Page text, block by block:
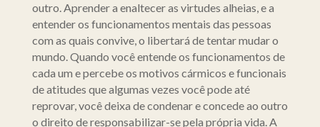
outro. Aprender a enaltecer as virtudes alheias, e a
entender os funcionamentos mentais das pessoas
com as quais convive, o libertará de tentar mudar o
mundo. Quando você entende os funcionamentos de
cada um e percebe os motivos cármicos e funcionais
de atitudes que algumas vezes você pode até
reprovar, você deixa de condenar e concede ao outro
o direito de responsabilizar-se pela própria vida. A